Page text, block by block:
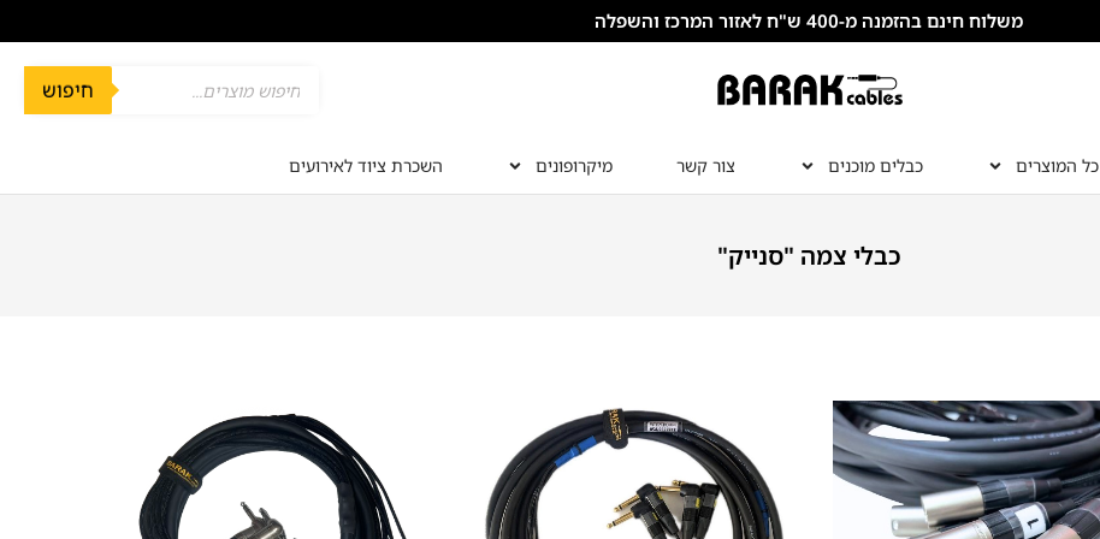
משלוח חינם בהזמנה מ-400 ש"ח לאזור המרכז והשפלה
חיפוש
כל המוצרים כבלים מוכנים צור קשר מיקרופונים השכרת ציוד לאירועים
כבלי צמה "סנייק"